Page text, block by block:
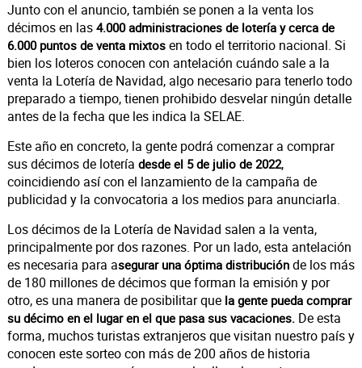
Junto con el anuncio, también se ponen a la venta los
décimos en las 4.000 administraciones de lotería y cerca de
6.000 puntos de venta mixtosen todo el territorio nacional. Si
bien los loteros conocen con antelación cuándo sale a la
venta la Lotería de Navidad, algo necesario para tenerlo todo
preparado a tiempo, tienen prohibido desvelar ningún detalle
antes de la fecha que les indica la SELAE.
Este año en concreto, la gente podrá comenzar a comprar
sus décimos de lotería desde el 5 de julio de 2022,
coincidiendo así con el lanzamiento de la campaña de
publicidad y la convocatoria a los medios para anunciarla.
Los décimos de la Lotería de Navidad salen a la venta,
principalmente por dos razones. Por un lado, esta antelación
es necesaria para asegurar una óptima distribuciónde los más
de 180 millones de décimos que forman la emisión y por
otro, es una manera de posibilitar que la gente pueda comprar
su décimo en el lugar en el que pasa sus vacaciones. De esta
forma, muchos turistas extranjeros que visitan nuestro país y
conocen este sorteo con más de 200 años de historia